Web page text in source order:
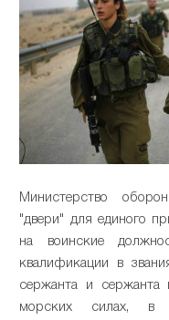
Министерство
"двери" для единого
на воинские
квалификации в
сержанта и сержанта
морских силах, в